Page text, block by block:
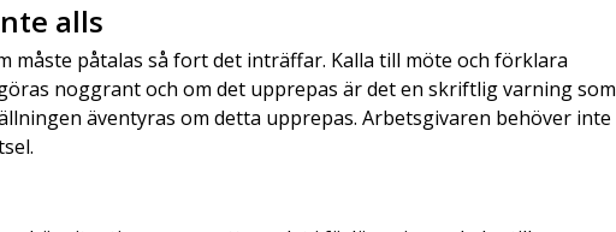
alls
måste påtalas så fort det inträffar. Kalla till möte och förklara
noggrant och om det upprepas är det en skriftlig varning som
äventyras om detta upprepas. Arbetsgivaren behöver inte